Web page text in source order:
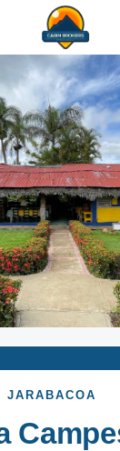
JARABACOA